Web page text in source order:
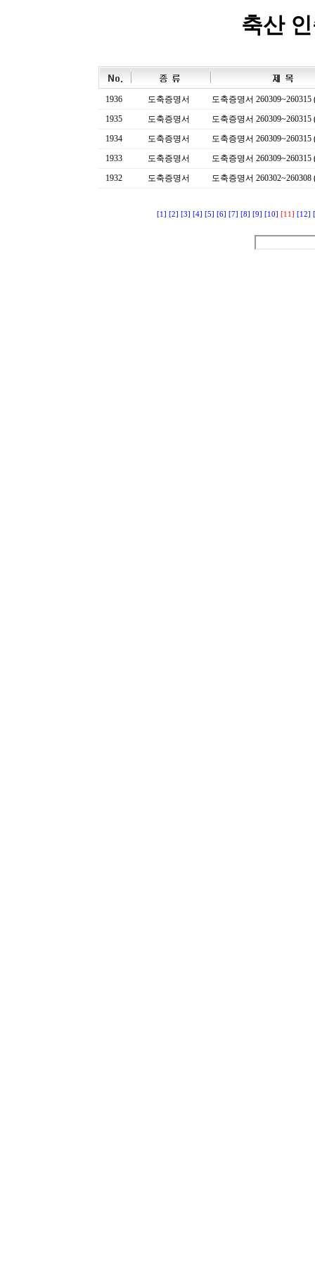
축산
1936 도축증명서
도축증명서 260309~260315
1935
도축증명서
도축증명서 260309~260315
1934
도축증명서
도축증명서 260309~260315
1933
도축증명서
도축증명서 260309~260315
1932
도축증명서 도축증명서 260302~260308
[1] [2] [3] [4] [5] [6] [7] [8] [9] [10] [11] [12]